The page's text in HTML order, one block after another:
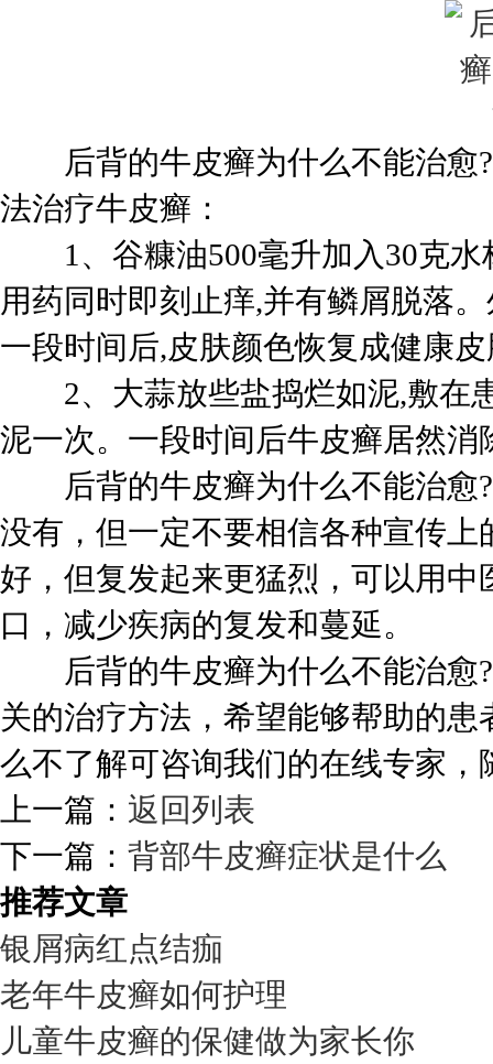
后背的牛皮癣为什么不能治愈?
法治疗牛皮癣：
1、谷糠油500毫升加入30克水
用药同时即刻止痒,并有鳞屑脱落
一段时间后,皮肤颜色恢复成健康
2、大蒜放些盐捣烂如泥,敷在
泥一次。一段时间后牛皮癣居然
后背的牛皮癣为什么不能治愈?
没有，但一定不要相信各种宣传
好，但复发起来更猛烈，可以用
口，减少疾病的复发和蔓延。
后背的牛皮癣为什么不能治愈?
关的治疗方法，希望能够帮助的
么不了解可咨询我们的在线专家，
上一篇： 返回列表
下一篇： 背部牛皮癣症状是什么
推荐文章
银屑病红点结痂
老年牛皮癣如何护理
儿童牛皮癣的保健做为家长你